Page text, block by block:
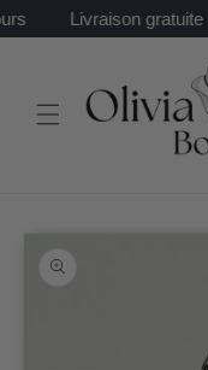
passer
Livraison gratuite
Passer aux
informations
produits